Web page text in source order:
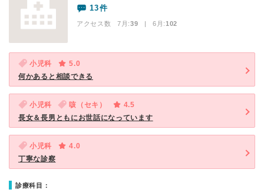
13件
アクセス数 7月:39 | 6月:102
小児科
5.0
何かあると相談できる
小児科 咳（セキ）
4.5
長女＆長男ともにお世話になっています
小児科
4.0
丁寧な診察
診療科目：